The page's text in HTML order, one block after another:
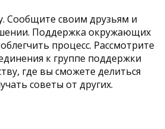
Сообщите своим друзьям и
Поддержка окружающих
процесс. Рассмотрите
к группе поддержки
где вы сможете делиться
советы от других.